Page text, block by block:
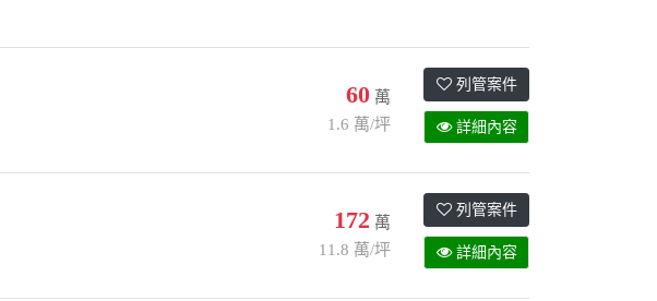
60 萬
1.6 萬/坪
列管案件
詳細內容
172 萬
11.8 萬/坪
列管案件
詳細內容